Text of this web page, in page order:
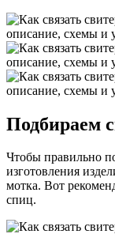
Подбираем
Чтобы правильно
изготовления
мотка. Вот
спиц.